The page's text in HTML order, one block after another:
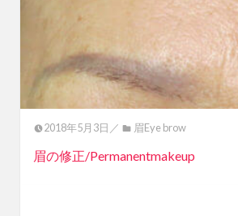
2018年5月3日／ 眉Eye brow
眉の修正/Permanentmakeup